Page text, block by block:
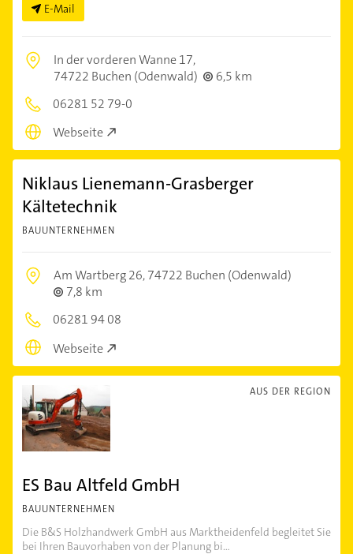
E-Mail
In der vorderen Wanne 17,
74722 Buchen (Odenwald)
6,5 km
06281 52 79-0
Webseite
Niklaus Lienemann-Grasberger
Kältetechnik
BAUUNTERNEHMEN
Am Wartberg 26,74722 Buchen (Odenwald)
7,8 km
06281 94 08
Webseite
AUS DER REGION
ES Bau Altfeld GmbH
BAUUNTERNEHMEN
Die B&S Holzhandwerk GmbH aus Marktheidenfeld begleitet Sie
bei Ihren Bauvorhaben von der Planung bi...